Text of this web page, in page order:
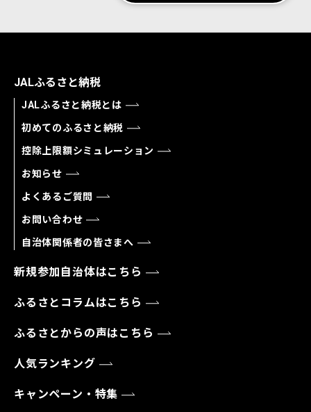
JALふるさと納税
JALふるさと納税とは
初めてのふるさと納税
控除上限額シミュレーション
お知らせ
よくあるご質問
お問い合わせ
自治体関係者の皆さまへ
新規参加自治体はこちら
ふるさとコラムはこちら
ふるさとからの声はこちら
人気ランキング
キャンペーン・特集